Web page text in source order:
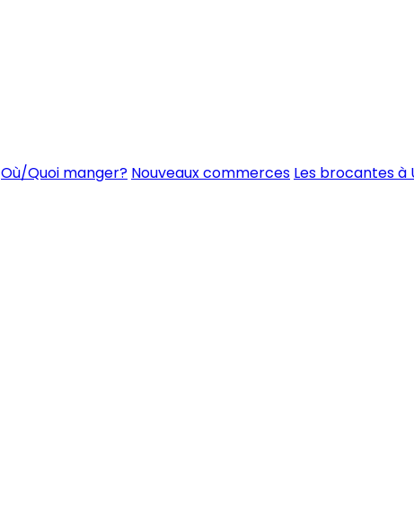
Où/Quoi manger? Nouveaux commerces Les brocantes à